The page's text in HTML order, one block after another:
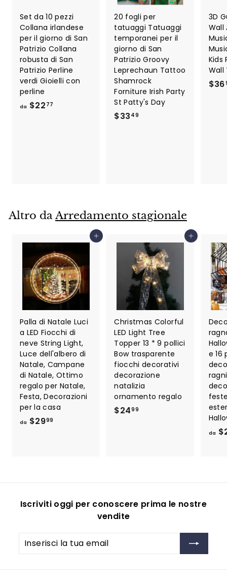
Set da 10 pezzi
Collana irlandese
per il giorno di San
Patrizio Collana
robusta di San
Patrizio Perline
verdi Gioielli con
perline
da $22 77
20 fogli per
tatuaggi Tatuaggi
temporanei per il
giorno di San
Patrizio Groovy
Leprechaun Tattoo
Shamrock
Forniture Irish Party
St Patty's Day
$33 49
3D
Wall
Kids
Wall
$36
Altro daArredamento stagionale
Aggiungi al carrello
Palla di Natale Luci
a LED Fiocchi di
neve String Light,
Luce dell'albero di
Natale, Campane
di Natale, Ottimo
regalo per Natale,
Festa, Decorazioni
per la casa
da $2999
.
9
Aggiungi al carrello
Christmas Colorful
LED Light Tree
Topper 13 * 9 pollici
Bow trasparente
fiocchi decorativi
decorazione
natalizia
ornamento regalo
$2499
e 16
da
Iscriviti oggi per conoscere prima le nostre
vendite
Inserisci
la
email
Iscriviti